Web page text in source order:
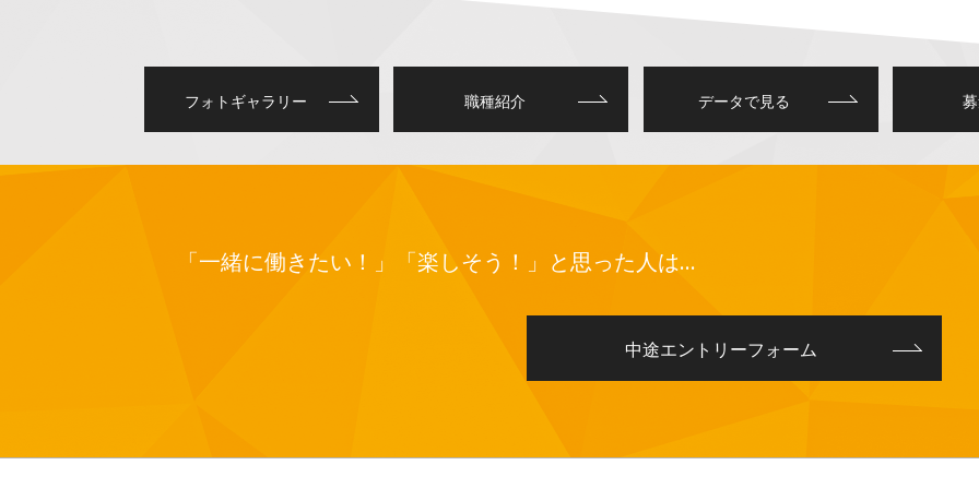
フォトギャラリー 職種紹介 データで見る
「一緒に働きたい！」 「楽しそう！」と思った人は…
中途エントリーフォーム